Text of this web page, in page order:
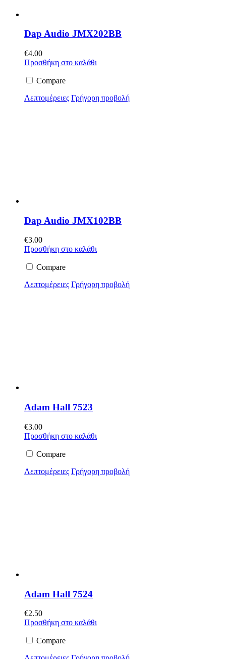
Dap Audio JMX202BB
€4.00
Προσθήκη στο καλάθι
Compare
Λεπτομέρειες Γρήγορη προβολή
Dap Audio JMX102BB
€3.00
Προσθήκη στο καλάθι
Compare
Λεπτομέρειες Γρήγορη προβολή
Adam Hall 7523
€3.00
Προσθήκη στο καλάθι
Compare
Λεπτομέρειες Γρήγορη προβολή
Adam Hall 7524
€2.50
Προσθήκη στο καλάθι
Compare